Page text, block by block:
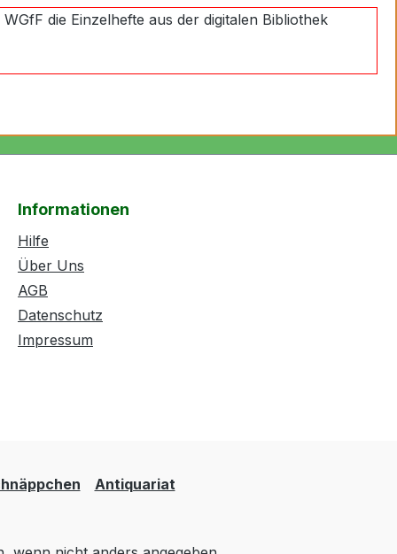
die Einzelhefte aus der digitalen Bibliothek
Informationen
Hilfe
Über Uns
AGB
Datenschutz
Impressum
Antiquariat